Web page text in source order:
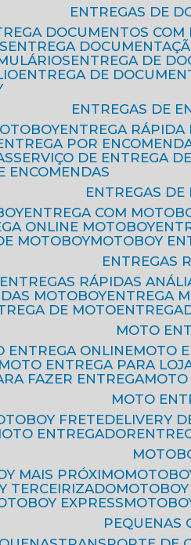
ENTREGAS DE
DOCUMENTOS
ENTREGA
ENTREGA DE
ENTREGA DE
ENTREGAS DE
ENTREGA
ENTREGA POR
SERVIÇO DE ENTREGA
ENCOMENDAS
ENTREGAS
ENTREGA COM
ONLINE MOTOBOY
MOTOBOY MOTOBOY
ENTREGAS
ENTREGAS RÁPIDAS
MOTOBOY ENTREGA
DE MOTO
MOTO
ENTREGA ONLINE
MOTO
MOTO ENTREGA PARA
FAZER ENTREGA
MOTO
FRETE DELIVERY
MOTO ENTREGADOR
MAIS PRÓXIMO
TERCEIRIZADO
EXPRESS
PEQUENAS